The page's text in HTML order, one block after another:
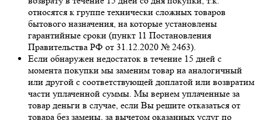
относятся к группе технически сложных товаров
бытового назначения, на которые установлены
гарантийные сроки (пункт 11 Постановления
Правительства РФ от 31.12.2020 № 2463).
Если обнаружен недостаток в течение 15 дней с
момента покупки мы заменим товар на аналогичный
или другой с соответствующей доплатой или возвратим
части уплаченной суммы. Мы вернем уплаченные за
товар деньги в случае, если Вы решите отказаться от
товара без замены, за вычетом оказанных услуг по